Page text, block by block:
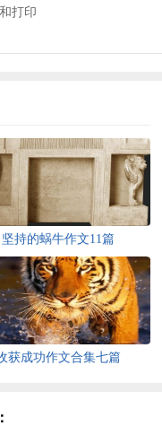
打印
坚持的蜗牛作文11篇
获成功作文合集七篇